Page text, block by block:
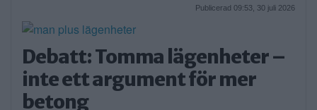
Publicerad 09:53, 30 juli 2026
Debatt: Tomma lägenheter –
inte ett argument för mer
betong